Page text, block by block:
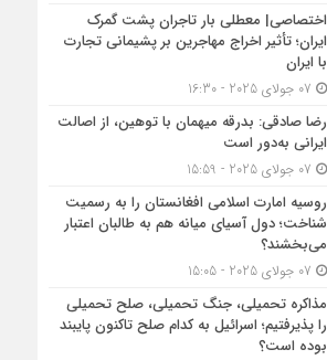
اختصاصی| معطلی بار تاجران پشت گمرک
ایران؛ تأثیر اخراج مهاجرین بر پشیمانی تجارت
با ایران
رضا صادقی: بدرقه میهمان با توهین، از اصالت
ایرانی به‌دور است
روسیه امارت اسلامی افغانستان را به رسمیت
شناخت؛ دول آسیای میانه هم به طالبان اعتبار
می‎‌بخشند؟
مذاکره تحمیلی، جنگ تحمیلی، صلح تحمیلی
را پذیرفتیم؛ اسرائیل به کدام صلح تاکنون پایبند
بوده است؟